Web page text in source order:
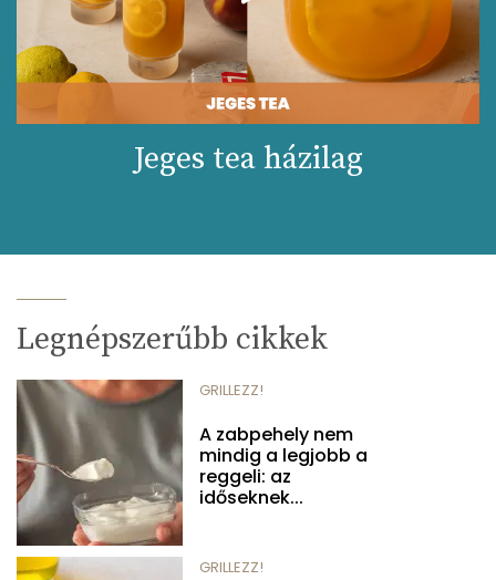
Jeges tea házilag
Legnépszerűbb cikkek
GRILLEZZ!
A zabpehely nem
mindig a legjobb a
reggeli: az
időseknek...
GRILLEZZ!